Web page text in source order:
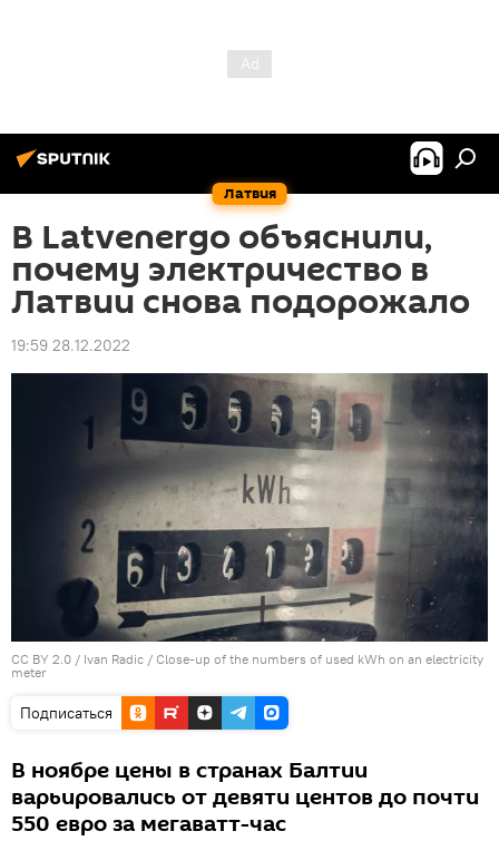
Латвия
В Latvenergo объяснили,
почему электричество в
Латвии снова подорожало
19:59 28.12.2022
CC BY 2.0 / Ivan Radic / Close-up of the numbers of used kWh on an electricity
meter
Подписаться
В ноябре цены в странах Балтии
варьировались от девяти центов до почти
550 евро за мегаватт-час